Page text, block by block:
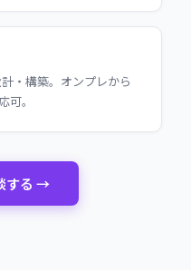
・構築。オンプレから
。
する →